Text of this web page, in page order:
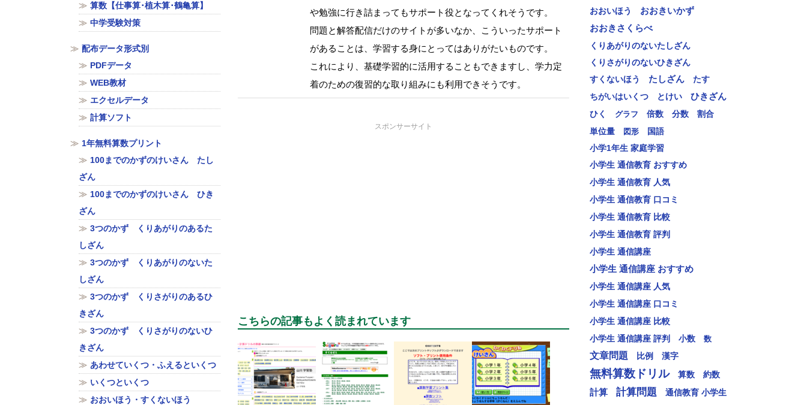
や勉強に行き詰まってもサポート役となってくれそうです。
問題と解答配信だけのサイトが多いなか、こういったサポート
があることは、学習する身にとってはありがたいものです。
これにより、基礎学習的に活用することもできますし、学力定
着のための復習的な取り組みにも利用できそうです。
スポンサーサイト
こちらの記事もよく読まれています
算数【仕事算･植木算･鶴亀算】
中学受験対策
配布データ形式別
PDFデータ
WEB教材
エクセルデータ
計算ソフト
1年無料算数プリント
100までのかずのけいさん たし
ざん
100までのかずのけいさん ひき
ざん
3つのかず くりあがりのあるた
しざん
3つのかず くりあがりのないた
しざん
3つのかず くりさがりのあるひ
きざん
3つのかず くりさがりのないひ
きざん
あわせていくつ・ふえるといくつ
いくつといくつ
おおいほう・すくないほう
おおいほう
おおきいかず
おおきさくらべ
くりあがりのないたしざん
くりさがりのないひきざん
すくないほう
たしざん
たす
ちがいはいくつ
とけい ひきざん
ひく グラフ 倍数 分数 割合
単位量 図形 国語
小学1年生 家庭学習
小学生 通信教育 おすすめ
小学生 通信教育 人気
小学生 通信教育 口コミ
小学生 通信教育 比較
小学生 通信教育 評判
小学生 通信講座
小学生 通信講座 おすすめ
小学生 通信講座 人気
小学生 通信講座 口コミ
小学生 通信講座 比較
小学生 通信講座 評判
小数 数
文章問題 比例 漢字
無料算数ドリル 算数 約数
計算 計算問題 通信教育 小学生